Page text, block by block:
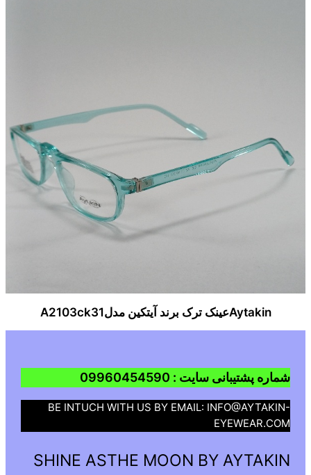
Aytakinعینک ترک برند آیتکین مدلA2103ck31
شماره پشتیبانی سایت : 09960454590
BE INTUCH WITH US BY EMAIL: INFO@AYTAKIN-
EYEWEAR.COM
SHINE ASTHE MOON BY AYTAKIN